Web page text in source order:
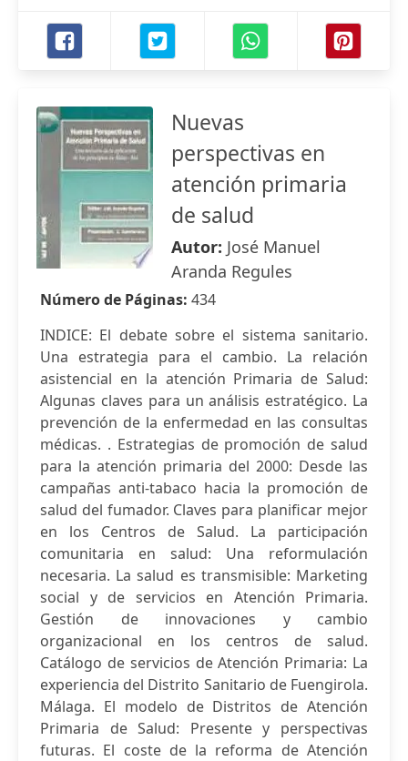
Nuevas
perspectivas en
atención primaria
de salud
Autor: José Manuel
Aranda Regules
Número de Páginas: 434
INDICE: El debate sobre el sistema sanitario.
Una estrategia para el cambio. La relación
asistencial en la atención Primaria de Salud:
Algunas claves para un análisis estratégico. La
prevención de la enfermedad en las consultas
médicas. . Estrategias de promoción de salud
para la atención primaria del 2000: Desde las
campañas anti-tabaco hacia la promoción de
salud del fumador. Claves para planificar mejor
en los Centros de Salud. La participación
comunitaria en salud: Una reformulación
necesaria. La salud es transmisible: Marketing
social y de servicios en Atención Primaria.
Gestión de innovaciones y cambio
organizacional en los centros de salud.
Catálogo de servicios de Atención Primaria: La
experiencia del Distrito Sanitario de Fuengirola.
Málaga. El modelo de Distritos de Atención
Primaria de Salud: Presente y perspectivas
futuras. El coste de la reforma de Atención